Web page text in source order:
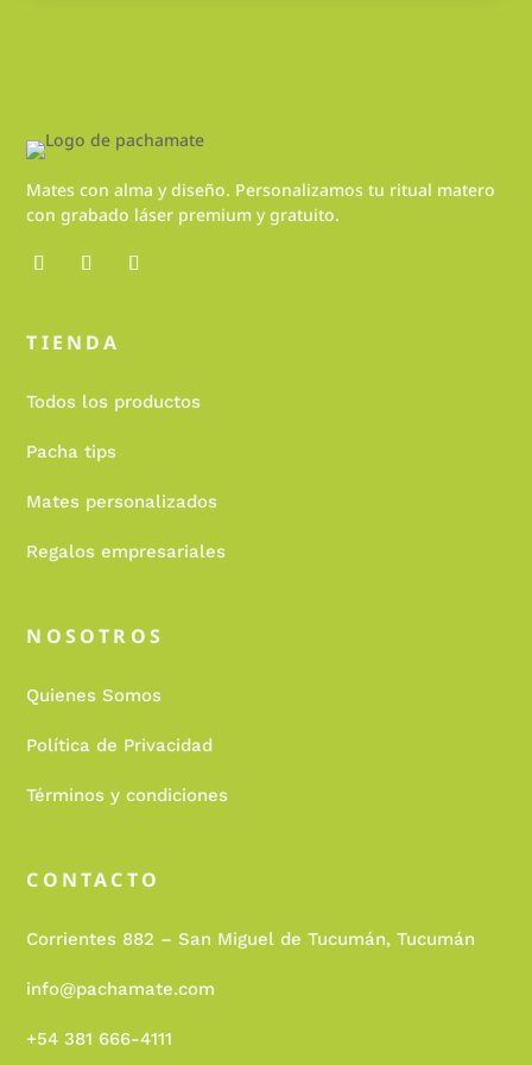
Mates con alma y diseño. Personalizamos tu ritual matero
con grabado láser premium y gratuito.
TIENDA
Todos los productos
Pacha tips
Mates personalizados
Regalos empresariales
NOSOTROS
Quienes Somos
Política de Privacidad
Términos y condiciones
CONTACTO
Corrientes 882 – San Miguel de Tucumán, Tucumán
info@pachamate.com
+54 381 666-4111